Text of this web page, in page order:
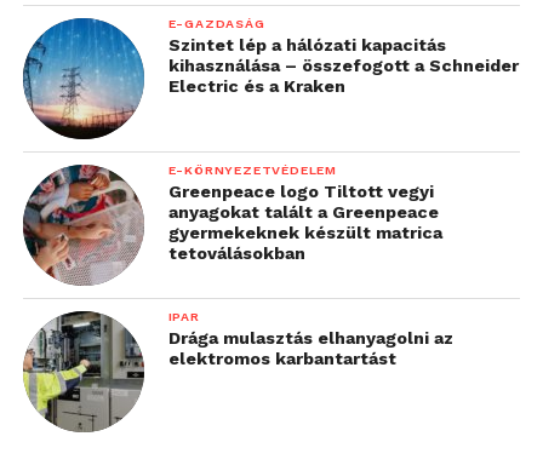
E-GAZDASÁG
Szintet lép a hálózati kapacitás
kihasználása – összefogott a Schneider
Electric és a Kraken
E-KÖRNYEZETVÉDELEM
Greenpeace logo Tiltott vegyi
anyagokat talált a Greenpeace
gyermekeknek készült matrica
tetoválásokban
IPAR
Drága mulasztás elhanyagolni az
elektromos karbantartást